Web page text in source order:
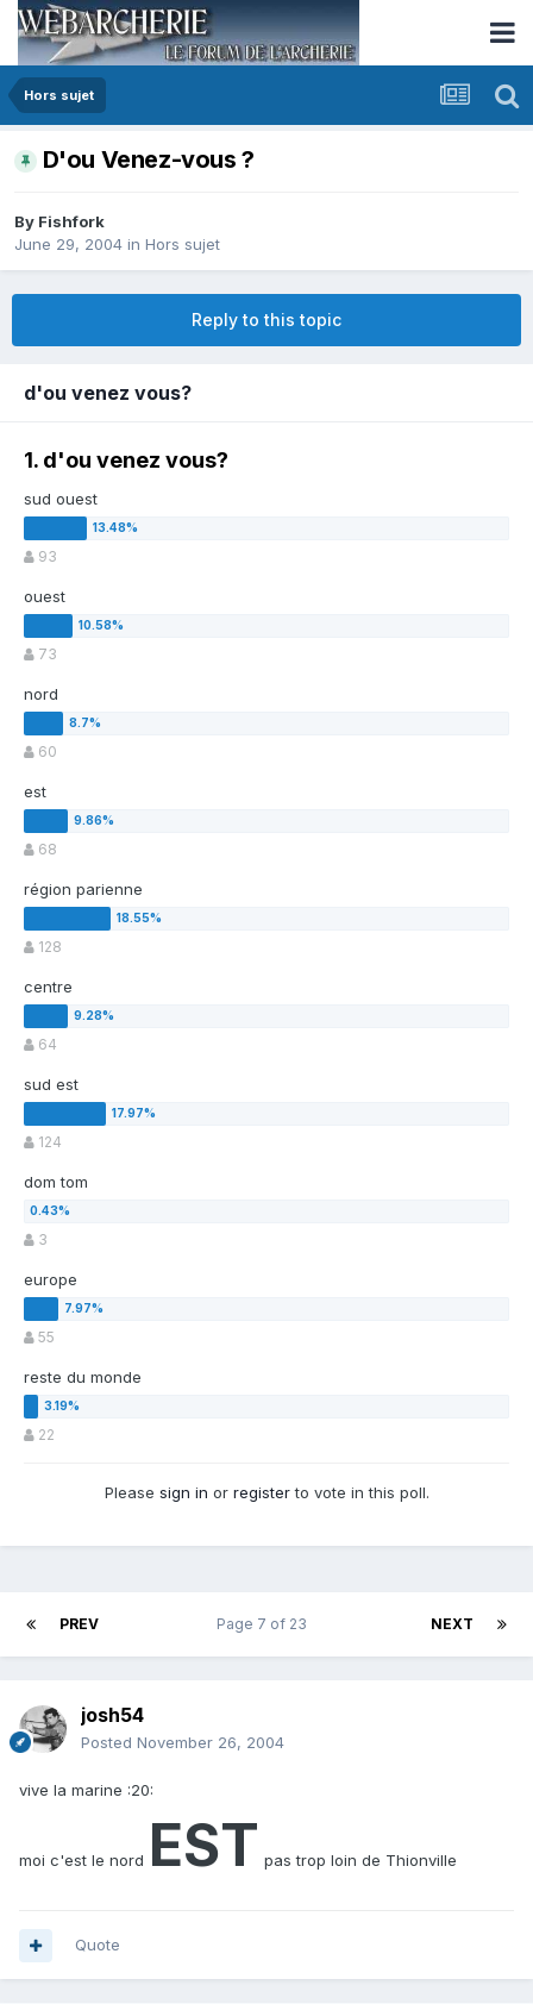
Hors sujet
D'ou Venez-vous ?
By Fishfork
June 29, 2004 in Hors sujet
Reply to this topic
d'ou venez vous?
1. d'ou venez vous?
sud ouest
93
ouest
73
nord
60
est
68
région parienne
128
centre
64
sud est
124
dom tom
3
europe
55
reste du monde
22
Please sign in or registerto vote in this poll.
PREV NEXT
Page 7 of 23
josh54
Posted November 26, 2004
vive la marine :20:
moi c'est le nord EST pas trop loin de Thionville
Quote